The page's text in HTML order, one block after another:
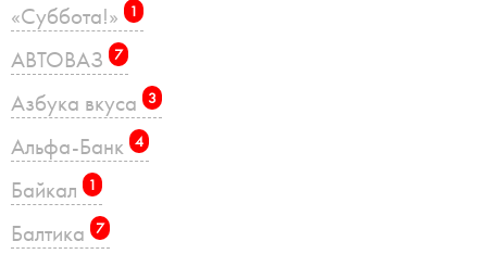
«Суббота!» 1
АВТОВАЗ 7
Азбука вкуса 3
Альфа-Банк 4
Байкал 1
Балтика 7